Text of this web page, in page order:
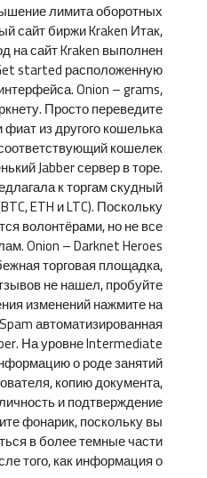
лимита оборотных
сайт биржи Kraken Итак,
на сайт Kraken выполнен
started расположенную
Onion – grams,
Просто переведите
из другого кошелька
кошелек
Jabber сервер в торе.
к торгам скудный
ETH и LTC). Поскольку
волонтёрами, но не все
Onion – Darknet Heroes
торговая площадка,
не нашел, пробуйте
изменений нажмите на
автоматизированная
На уровне Intermediate
о роде занятий
копию документа,
и подтверждение
фонарик, поскольку вы
в более темные части
того, как информация о